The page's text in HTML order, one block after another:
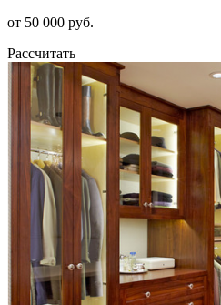
от 50 000 руб.
Рассчитать